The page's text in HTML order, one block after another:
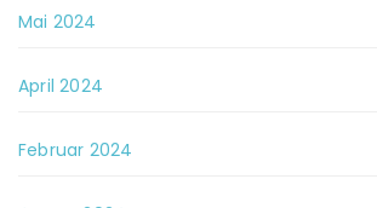
Mai 2024
April 2024
Februar 2024